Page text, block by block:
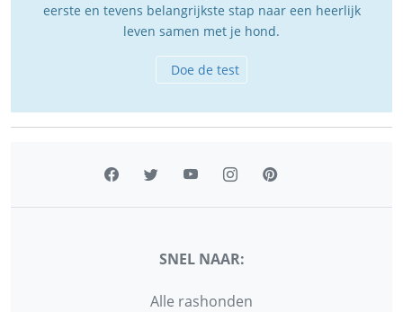
eerste en tevens belangrijkste stap naar een heerlijk
leven samen met je hond.
Doe de test
SNEL NAAR:
Alle rashonden